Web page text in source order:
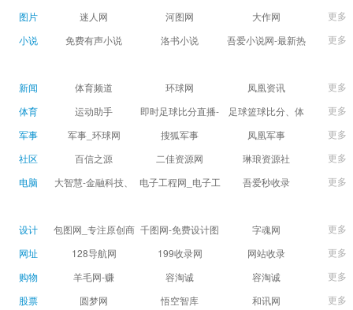
图片
迷人网 河图网 大作网
更多
小说
免费有声小说 洛书小说
吾爱小说网-最新热
更多
新闻 体育频道 环球网 凤凰资讯
更多
体育
运动助手
即时足球比分直播-
精准赛程赛果及角
足球篮球比分、体
育赛果直播|让足球
更多
军事
军事_环球网 搜狐军事 凤凰军事
更多
社区
百信之源 二佳资源网 琳琅资源社
更多
电脑
大智慧-金融科技、
据,投资理财,港股,期
货,股指期货,手机炒
股,股票软件,炒股软
电子工程网_电子工
吾爱秒收录
收录
更多
设计
包图网_专注原创商
用设计图片下载，
千图网-免费设计图
片素材网站-正版商
字魂网
更多
网址
128导航网 199收录网 网站收录
更多
购物
羊毛网-赚 容淘诚 容淘诚
更多
股票
圆梦网 悟空智库 和讯网
更多